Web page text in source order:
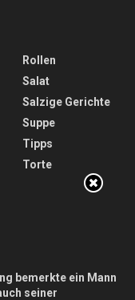
Rollen
Salat
Salzige Gerichte
Suppe
Tipps
Torte
bemerkte ein Mann
seiner